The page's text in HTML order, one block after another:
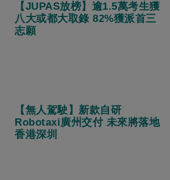
【JUPAS放榜】逾1.5萬考生獲
八大或都大取錄 82%獲派首三
志願
【無人駕駛】新款自研
Robotaxi廣州交付 未來將落地
香港深圳